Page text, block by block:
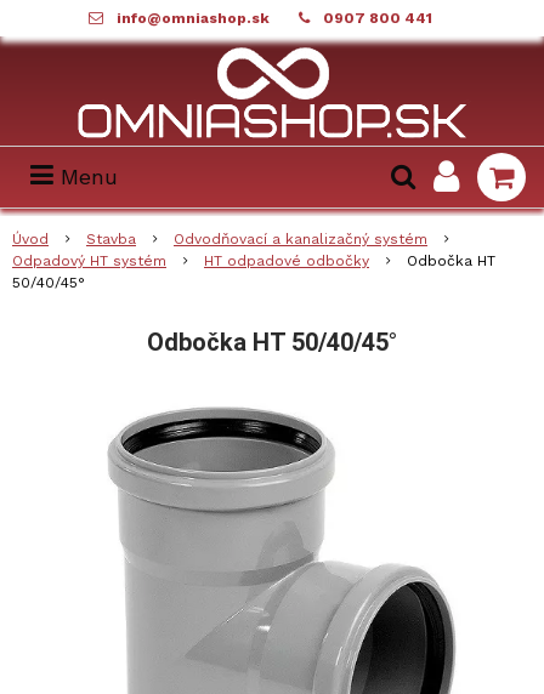
info@omniashop.sk 0907 800 441
Menu
Úvod Stavba
Odvodňovací a kanalizačný systém
Odpadový HT systém
HT odpadové odbočky
Odbočka HT
50/40/45°
Odbočka HT 50/40/45°